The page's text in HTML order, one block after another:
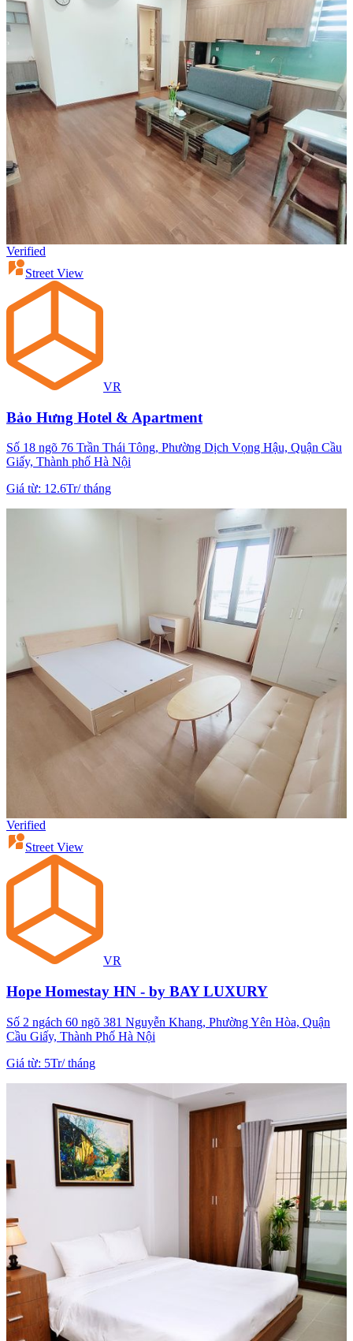
Verified
Street View
VR
Bảo Hưng Hotel & Apartment
Số 18 ngõ 76 Trần Thái Tông, Phường Dịch Vọng Hậu, Quận Cầu
Giấy, Thành phố Hà Nội
Giá từ: 12.6Tr/tháng
Verified
Street View
VR
Hope Homestay HN - by BAY LUXURY
Số 2 ngách 60 ngõ 381 Nguyễn Khang, Phường Yên Hòa, Quận
Cầu Giấy, Thành Phố Hà Nội
Giá từ: 5Tr/tháng